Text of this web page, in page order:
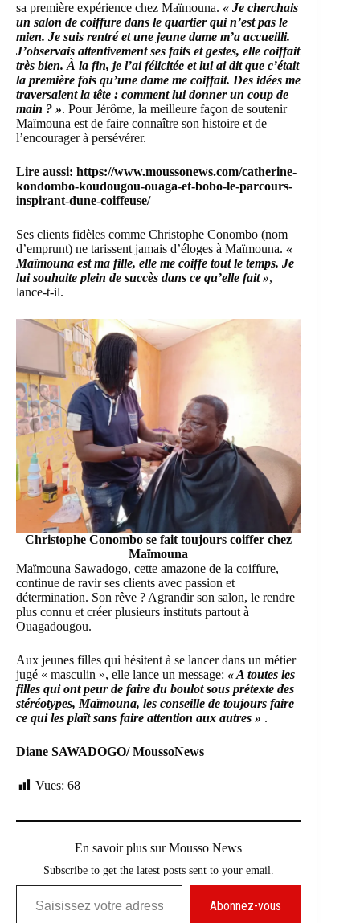
sa première expérience chez Maïmouna. « Je cherchais
un salon de coiffure dans le quartier qui n’est pas le
mien. Je suis rentré et une jeune dame m’a accueilli.
J’observais attentivement ses faits et gestes, elle coiffait
très bien. À la fin, je l’ai félicitée et lui ai dit que c’était
la première fois qu’une dame me coiffait. Des idées me
traversaient la tête : comment lui donner un coup de
main ? ». Pour Jérôme, la meilleure façon de soutenir
Maïmouna est de faire connaître son histoire et de
l’encourager à persévérer.
Lire aussi: https://www.moussonews.com/catherine-
kondombo-koudougou-ouaga-et-bobo-le-parcours-
inspirant-dune-coiffeuse/
Ses clients fidèles comme Christophe Conombo (nom
d’emprunt) ne tarissent jamais d’éloges à Maïmouna. «
Maïmouna est ma fille, elle me coiffe tout le temps. Je
lui souhaite plein de succès dans ce qu’elle fait »,
lance-t-il.
Christophe Conombo se fait toujours coiffer chez
Maïmouna
Maïmouna Sawadogo, cette amazone de la coiffure,
continue de ravir ses clients avec passion et
détermination. Son rêve ? Agrandir son salon, le rendre
plus connu et créer plusieurs instituts partout à
Ouagadougou.
Aux jeunes filles qui hésitent à se lancer dans un métier
jugé « masculin », elle lance un message: « A toutes les
filles qui ont peur de faire du boulot sous prétexte des
stéréotypes, Maïmouna, les conseille de toujours faire
ce qui les plaît sans faire attention aux autres » .
Diane SAWADOGO/ MoussoNews
Vues: 68
En savoir plus sur Mousso News
Subscribe to get the latest posts sent to your email.
Saisissez votre adresse e-mail…
Abonnez-vous